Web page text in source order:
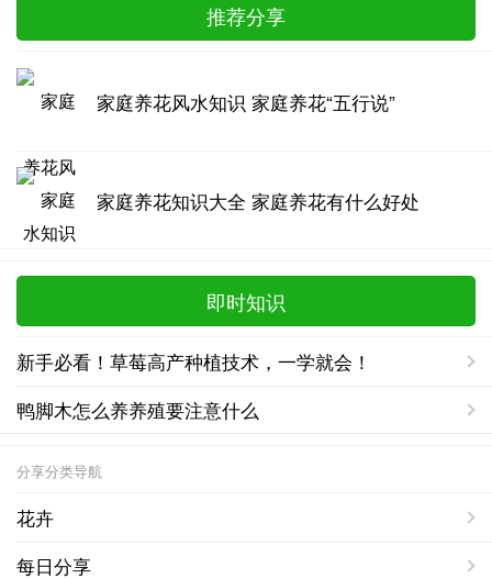
推荐分享
家庭养花风水知识 家庭养花“五行说”
家庭养花知识大全 家庭养花有什么好处
即时知识
新手必看！草莓高产种植技术，一学就会！
鸭脚木怎么养养殖要注意什么
分享分类导航
花卉
每日分享